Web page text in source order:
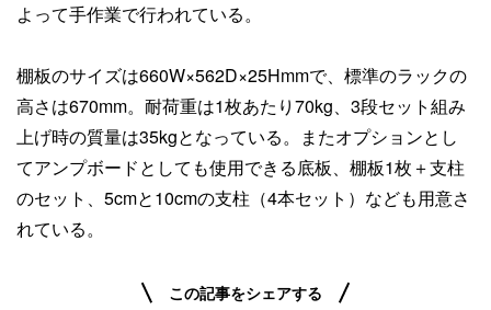
よって手作業で行われている。
棚板のサイズは660W×562D×25Hmmで、標準のラックの
高さは670mm。耐荷重は1枚あたり70kg、3段セット組み
上げ時の質量は35kgとなっている。またオプションとし
てアンプボードとしても使用できる底板、棚板1枚＋支柱
のセット、5cmと10cmの支柱（4本セット）なども用意さ
れている。
この記事をシェアする